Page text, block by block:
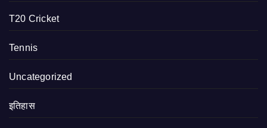
T20 Cricket
Tennis
Uncategorized
इतिहास